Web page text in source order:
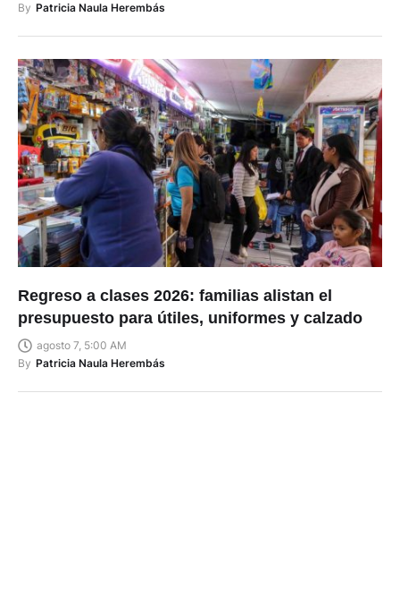
By Patricia Naula Herembás
Regreso a clases 2026: familias alistan el
presupuesto para útiles, uniformes y calzado
agosto 7, 5:00 AM
By Patricia Naula Herembás